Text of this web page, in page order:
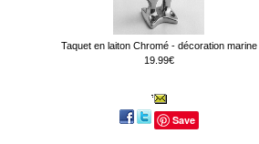
Taquet en laiton Chromé - décoration marine
19.99€
Save